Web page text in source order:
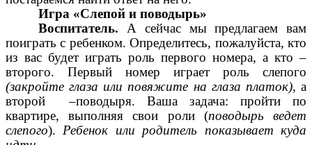
Игра «Слепой и поводырь»
Воспитатель. А сейчас мы предлагаем вам
поиграть с ребенком. Определитесь, пожалуйста, кто
из вас будет играть роль первого номера, а кто –
второго. Первый номер играет роль слепого
(закройте глаза или повяжите на глаза платок), а
второй –поводыря. Ваша задача: пройти по
квартире, выполняя свои роли (поводырь ведет
слепого).Ребенок или родитель показывает куда